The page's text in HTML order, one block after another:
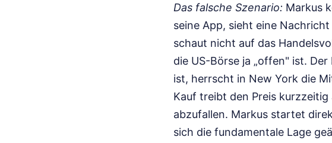
Das falsche Szenario: Markus
seine App, sieht eine
schaut nicht auf das
die US-Börse ja „offen" ist.
ist, herrscht in New York die
Kauf treibt den Preis
abzufallen. Markus startet
sich die fundamentale Lage